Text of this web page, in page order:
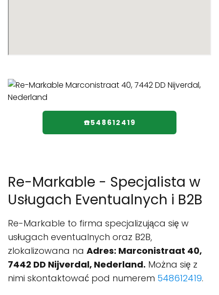
☎️548612419
Re-Markable - Specjalista w
Usługach Eventualnych i B2B
Re-Markable to firma specjalizująca się w
usługach eventualnych oraz B2B,
zlokalizowana na Adres: Marconistraat 40,
7442 DD Nijverdal, Nederland. Można się z
nimi skontaktować pod numerem 548612419.